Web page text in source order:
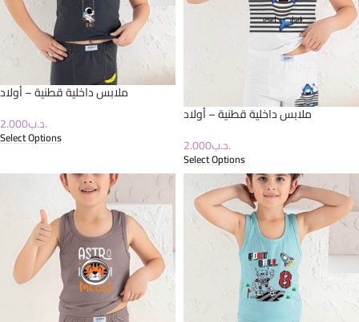
ملابس داخلية قطنية – أولاد
.د.ب2.000
Select Options
ملابس داخلية قطنية – أولاد
.د.ب2.000
Select Options